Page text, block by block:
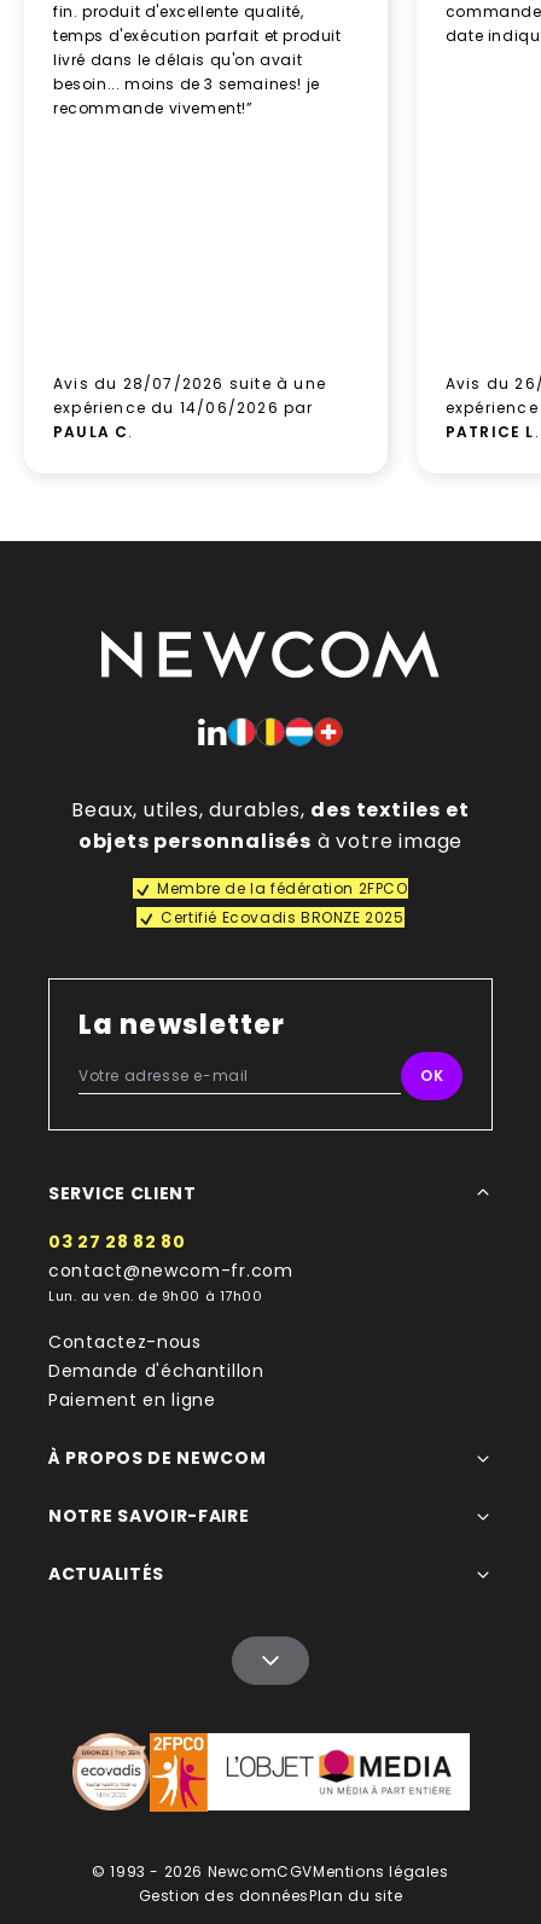
fin. produit d'excellente qualité,
temps d'exécution parfait et produit
livré dans le délais qu'on avait
besoin... moins de 3 semaines! je
recommande vivement!”
Avis du 28/07/2026 suite à une
expérience du 14/06/2026 par
PAULA C.
date
Avis du
PATRICE L.
Beaux, utiles, durables, des textiles et
objets personnalisés à votre image
Membre de la fédération 2FPCO
Certifié Ecovadis BRONZE 2025
La newsletter
SERVICE CLIENT
03 27 28 82 80
contact@newcom-fr.com
Lun. au ven. de 9h00 à 17h00
Contactez-nous
Demande d'échantillon
Paiement en ligne
À PROPOS DE NEWCOM
NOTRE SAVOIR-FAIRE
ACTUALITÉS
© 1993 - 2026 NewcomCGVMentions légales
Gestion des donnéesPlan du site